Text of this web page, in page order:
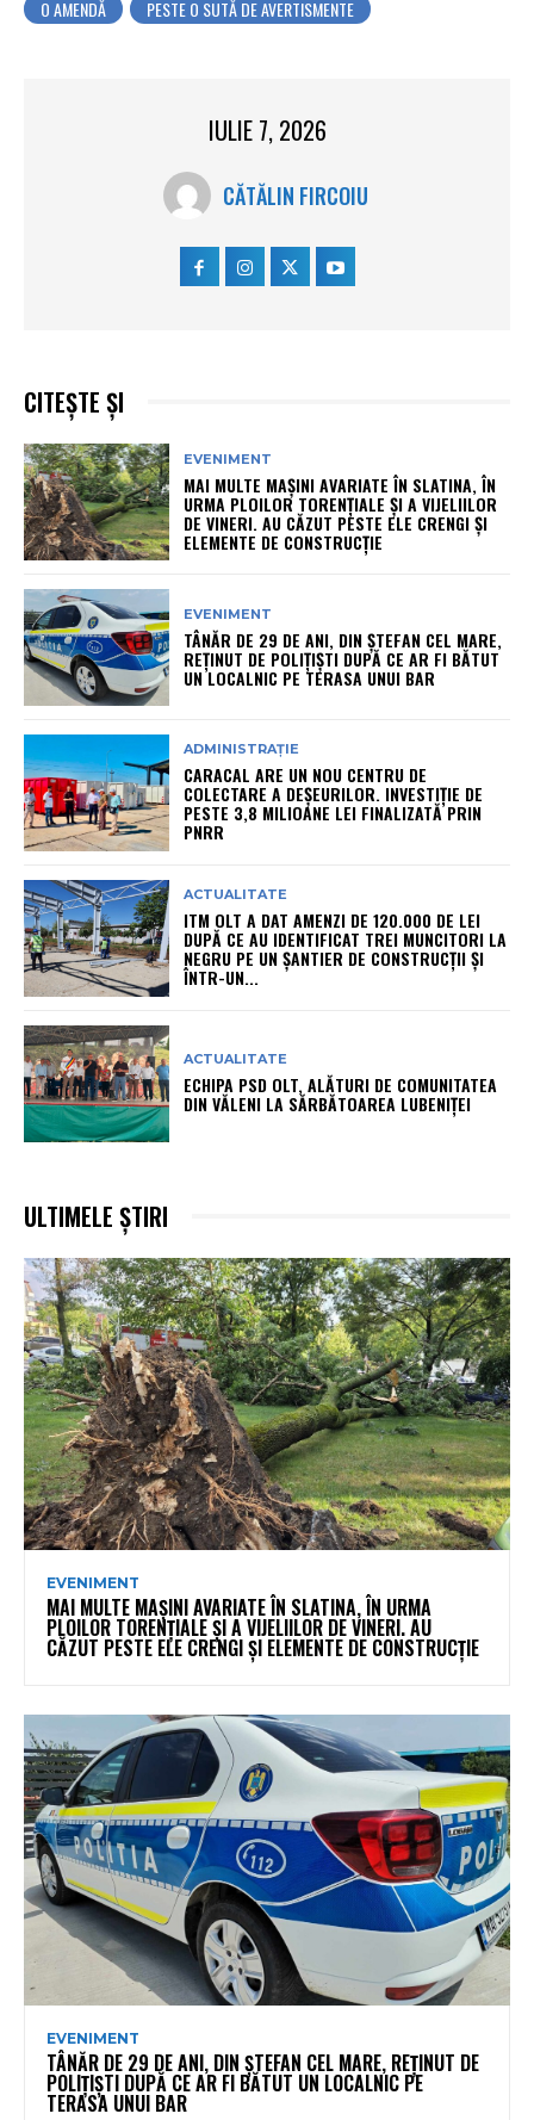
O AMENDĂ PESTE O SUTĂ DE AVERTISMENTE
IULIE 7, 2026
CĂTĂLIN FIRCOIU
CITEȘTE ȘI
EVENIMENT
MAI MULTE MAȘINI AVARIATE ÎN SLATINA, ÎN
URMA PLOILOR TORENȚIALE ȘI A VIJELIILOR
DE VINERI. AU CĂZUT PESTE ELE CRENGI ȘI
ELEMENTE DE CONSTRUCȚIE
EVENIMENT
TÂNĂR DE 29 DE ANI, DIN ȘTEFAN CEL MARE,
REȚINUT DE POLIȚIȘTI DUPĂ CE AR FI BĂTUT
UN LOCALNIC PE TERASA UNUI BAR
ADMINISTRAȚIE
CARACAL ARE UN NOU CENTRU DE
COLECTARE A DEȘEURILOR. INVESTIȚIE DE
PESTE 3,8 MILIOANE LEI FINALIZATĂ PRIN
PNRR
ACTUALITATE
ITM OLT A DAT AMENZI DE 120.000 DE LEI
DUPĂ CE AU IDENTIFICAT TREI MUNCITORI LA
NEGRU PE UN ȘANTIER DE CONSTRUCȚII ȘI
ÎNTR-UN...
ACTUALITATE
ECHIPA PSD OLT, ALĂTURI DE COMUNITATEA
DIN VĂLENI LA SĂRBĂTOAREA LUBENIȚEI
ULTIMELE ȘTIRI
EVENIMENT
MAI MULTE MAȘINI AVARIATE ÎN SLATINA, ÎN URMA
PLOILOR TORENȚIALE ȘI A VIJELIILOR DE VINERI. AU
CĂZUT PESTE ELE CRENGI ȘI ELEMENTE DE CONSTRUCȚIE
EVENIMENT
TÂNĂR DE 29 DE ANI, DIN ȘTEFAN CEL MARE, REȚINUT DE
POLIȚIȘTI DUPĂ CE AR FI BĂTUT UN LOCALNIC PE
TERASA UNUI BAR